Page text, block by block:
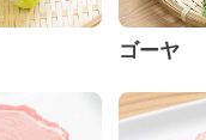
ゴーヤ